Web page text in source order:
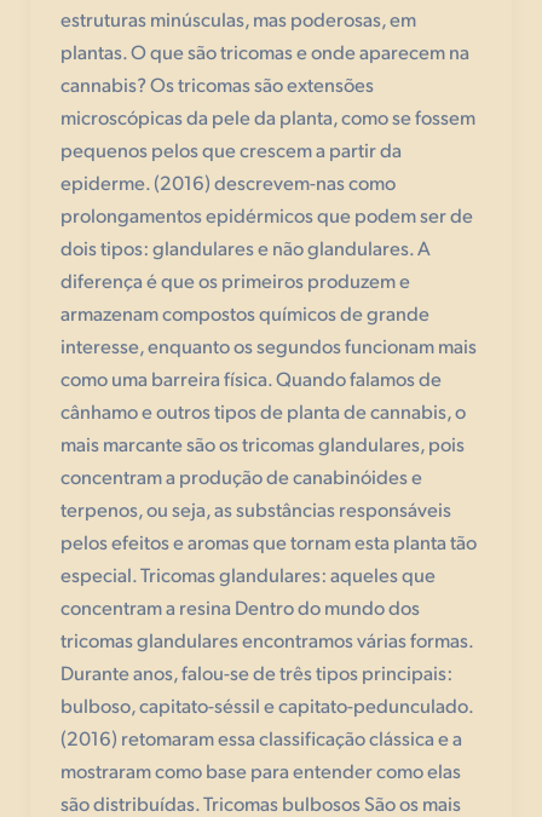
estruturas minúsculas, mas poderosas, em
plantas. O que são tricomas e onde aparecem na
cannabis? Os tricomas são extensões
microscópicas da pele da planta, como se fossem
pequenos pelos que crescem a partir da
epiderme. (2016) descrevem-nas como
prolongamentos epidérmicos que podem ser de
dois tipos: glandulares e não glandulares. A
diferença é que os primeiros produzem e
armazenam compostos químicos de grande
interesse, enquanto os segundos funcionam mais
como uma barreira física. Quando falamos de
cânhamo e outros tipos de planta de cannabis, o
mais marcante são os tricomas glandulares, pois
concentram a produção de canabinóides e
terpenos, ou seja, as substâncias responsáveis
pelos efeitos e aromas que tornam esta planta tão
especial. Tricomas glandulares: aqueles que
concentram a resina Dentro do mundo dos
tricomas glandulares encontramos várias formas.
Durante anos, falou-se de três tipos principais:
bulboso, capitato-séssil e capitato-pedunculado.
(2016) retomaram essa classificação clássica e a
mostraram como base para entender como elas
são distribuídas. Tricomas bulbosos São os mais